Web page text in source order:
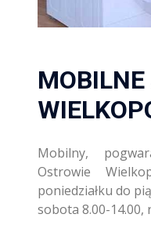
Mobilny,
Ostrowie
poniedziałku do
sobota 8.00-14.00,